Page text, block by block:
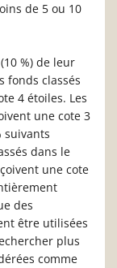
de 5 ou 10
%) de leur
fonds classés
4 étoiles. Les
une cote 3
suivants
dans le
une cote
des
être utilisées
plus
comme